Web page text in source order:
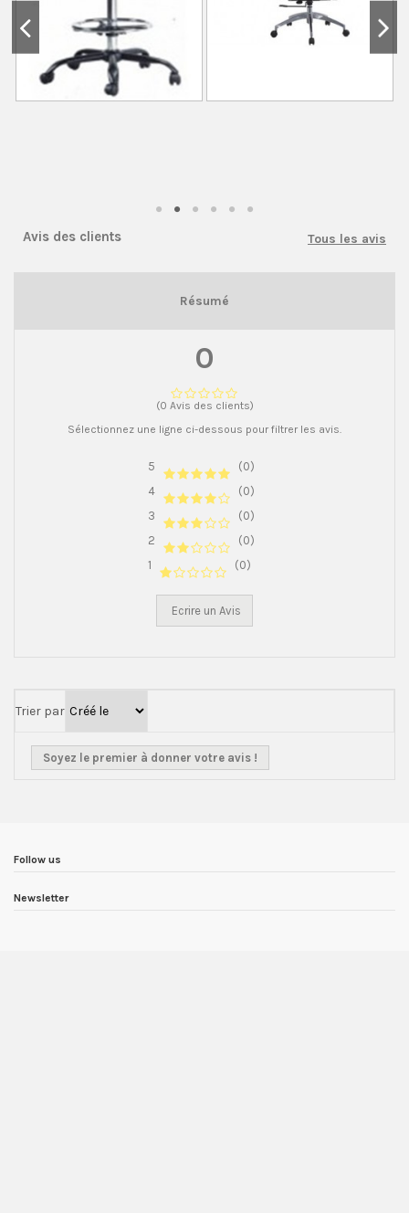
Avis des clients Tous les avis
Résumé
0
(0 Avis des clients)
Sélectionnez une ligne ci-dessous pour filtrer les avis.
5
(0)
4
(0)
3
(0)
2
(0)
1
(0)
Ecrire un Avis
Trier par
Soyez le premier à donner votre avis !
Follow us
Newsletter